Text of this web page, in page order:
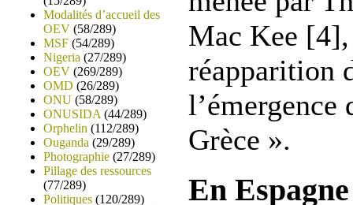
Modalités d’accueil des
OEV (58/289)
MSF (54/289)
Nigeria (27/289)
OEV (269/289)
OMD (26/289)
ONU (58/289)
ONUSIDA (44/289)
Orphelin (112/289)
Ouganda (29/289)
Photographie (27/289)
Pillage des ressources
(77/289)
Politiques (120/289)
Mac Kee
réapparition
l’émergence
Grèce ».
En